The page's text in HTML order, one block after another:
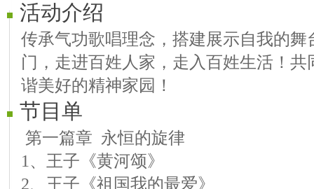
活动介绍
传承气功歌唱理念，搭建展示自我的舞
门，走进百姓人家，走入百姓生活！
谐美好的精神家园！
节目单
第一篇章 永恒的旋律
1、王子《黄河颂》
2、王子《祖国我的最爱》